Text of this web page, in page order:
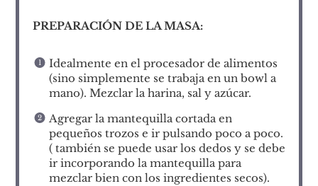
PREPARACIÓN DE LA MASA:
Idealmente en el procesador de alimentos
(sino simplemente se trabaja en un bowl a
mano). Mezclar la harina, sal y azúcar.
Agregar la mantequilla cortada en
pequeños trozos e ir pulsando poco a poco.
( también se puede usar los dedos y se debe
ir incorporando la mantequilla para
mezclar bien con los ingredientes secos).